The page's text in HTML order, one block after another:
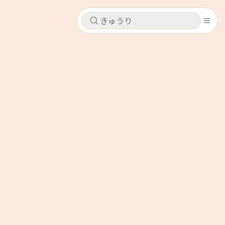
キャンセル
キャンセル